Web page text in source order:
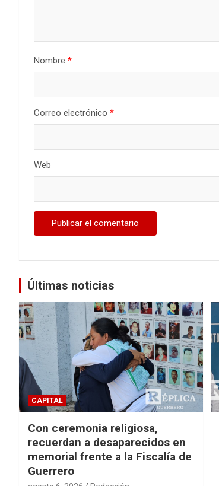
Nombre *
Correo electrónico *
Web
Últimas noticias
CAPITAL
Con ceremonia religiosa,
recuerdan a desaparecidos en
memorial frente a la Fiscalía de
Guerrero